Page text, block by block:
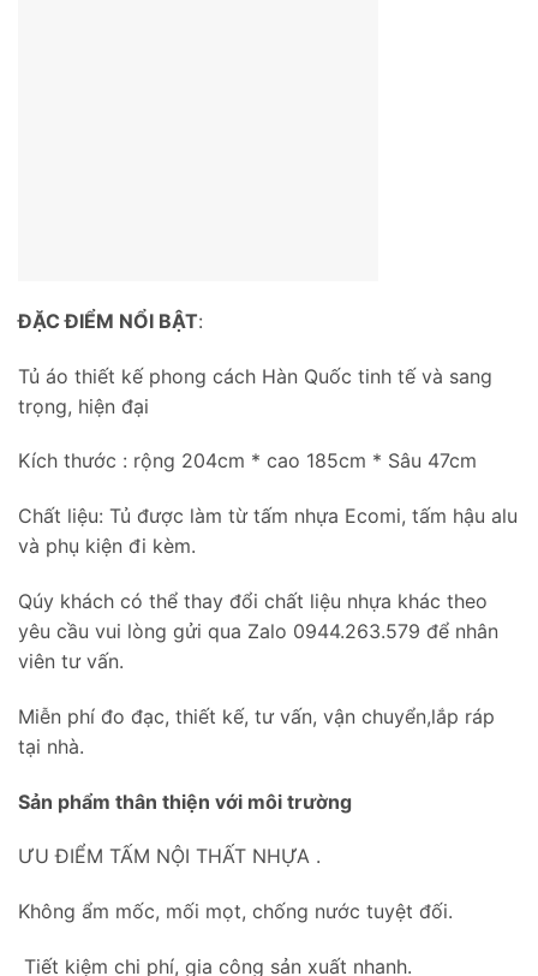
ĐẶC ĐIỂM NỔI BẬT:
Tủ áo thiết kế phong cách Hàn Quốc tinh tế và sang
trọng, hiện đại
Kích thước : rộng 204cm * cao 185cm * Sâu 47cm
Chất liệu: Tủ được làm từ tấm nhựa Ecomi, tấm hậu alu
và phụ kiện đi kèm.
Qúy khách có thể thay đổi chất liệu nhựa khác theo
yêu cầu vui lòng gửi qua Zalo 0944.263.579 để nhân
viên tư vấn.
Miễn phí đo đạc, thiết kế, tư vấn, vận chuyển,lắp ráp
tại nhà.
Sản phẩm thân thiện với môi trường
ƯU ĐIỂM TẤM NỘI THẤT NHỰA .
Không ẩm mốc, mối mọt, chống nước tuyệt đối.
Tiết kiệm chi phí, gia công sản xuất nhanh.